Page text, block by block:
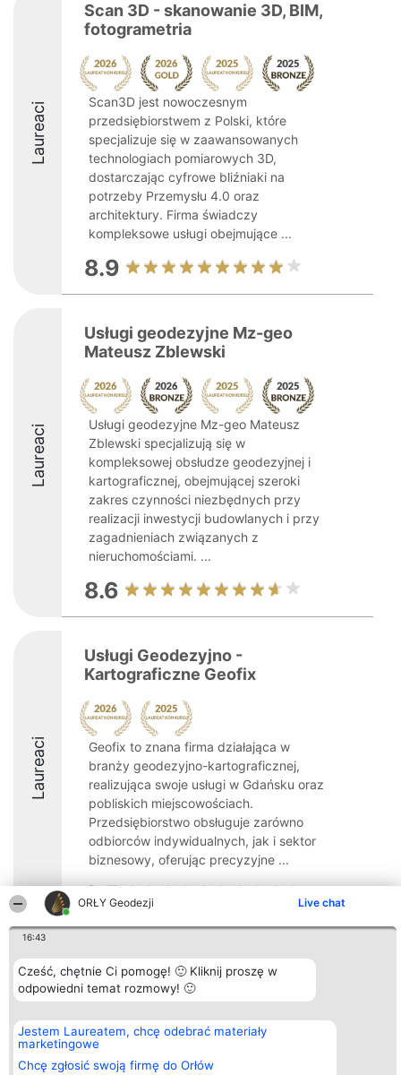
ORŁY Geodezji Live chat
16:43
Cześć, chętnie Ci pomogę! 🙂 Kliknij proszę w
odpowiedni temat rozmowy! 🙂
Jestem Laureatem, chcę odebrać materiały
marketingowe
Chcę zgłosić swoją firmę do Orłów
Laureaci
Scan 3D - skanowanie 3D, BIM,
fotogrametria
Scan3D jest nowoczesnym
przedsiębiorstwem z Polski, które
specjalizuje się w zaawansowanych
technologiach pomiarowych 3D,
dostarczając cyfrowe bliźniaki na
potrzeby Przemysłu 4.0 oraz
architektury. Firma świadczy
kompleksowe usługi obejmujące ...
8.9
Laureaci
Usługi geodezyjne Mz-geo
Mateusz Zblewski
Usługi geodezyjne Mz-geo Mateusz
Zblewski specjalizują się w
kompleksowej obsłudze geodezyjnej i
kartograficznej, obejmującej szeroki
zakres czynności niezbędnych przy
realizacji inwestycji budowlanych i przy
zagadnieniach związanych z
nieruchomościami. ...
8.6
Laureaci
Usługi Geodezyjno -
Kartograficzne Geofix
Geofix to znana firma działająca w
branży geodezyjno-kartograficznej,
realizująca swoje usługi w Gdańsku oraz
pobliskich miejscowościach.
Przedsiębiorstwo obsługuje zarówno
odbiorców indywidualnych, jak i sektor
biznesowy, oferując precyzyjne ...
8.5
Organizator plebiscytu
Bright Side Solutions sp. z o.
o. sp. k.
ul. Ruska 22
KRS 0000749100 | Regon
381313360 | NIP 8943132676
+48 508 492 400
Plebiscyt
Laureaci
Lista
wszystkich
Zasady
Regulamin
Prywatności
Kontakt
Kontakt